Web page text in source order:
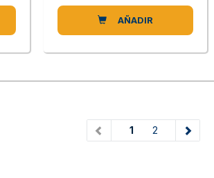
AÑADIR
1 (current)
2